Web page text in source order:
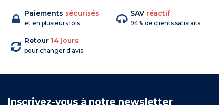
Paiements sécurisés
et en plusieurs fois
SAV réactif
94% de clients satisfaits
Retour 14 jours
pour changer d'avis
Inscrivez-vous à notre newsletter